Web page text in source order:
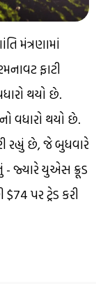
મંત્રણામાં
ફાટી
થયો છે.
વધારો થયો છે.
રહ્યું છે, જે બુધવારે
- જ્યારે યુએસ ક્રૂડ
પર ટ્રેડ કરી